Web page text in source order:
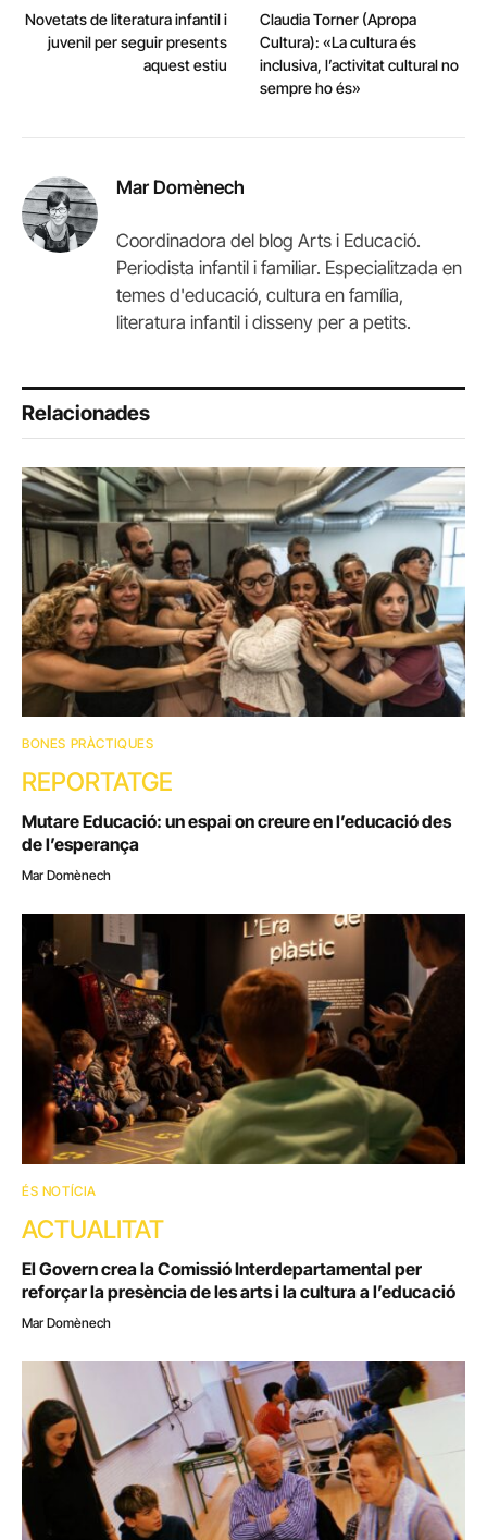
Novetats de literatura infantil i
juvenil per seguir presents
aquest estiu
Claudia Torner (Apropa
Cultura): «La cultura és
inclusiva, l’activitat cultural no
sempre ho és»
Mar Domènech
Coordinadora del blog Arts i Educació.
Periodista infantil i familiar. Especialitzada en
temes d'educació, cultura en família,
literatura infantil i disseny per a petits.
Relacionades
BONES PRÀCTIQUES
REPORTATGE
Mutare Educació: un espai on creure en l’educació des
de l’esperança
Mar Domènech
ÉS NOTÍCIA
ACTUALITAT
El Govern crea la Comissió Interdepartamental per
reforçar la presència de les arts i la cultura a l’educació
Mar Domènech